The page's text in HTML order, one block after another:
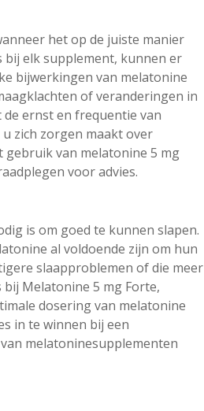
het op de juiste manier
bij elk supplement, kunnen er
bijwerkingen van melatonine
of veranderingen in
ernst en frequentie van
zich zorgen maakt over
van melatonine 5 mg
voor advies.
is om goed te kunnen slapen.
al voldoende zijn om hun
slaapproblemen of die meer
Melatonine 5 mg Forte,
dosering van melatonine
in te winnen bij een
melatoninesupplementen